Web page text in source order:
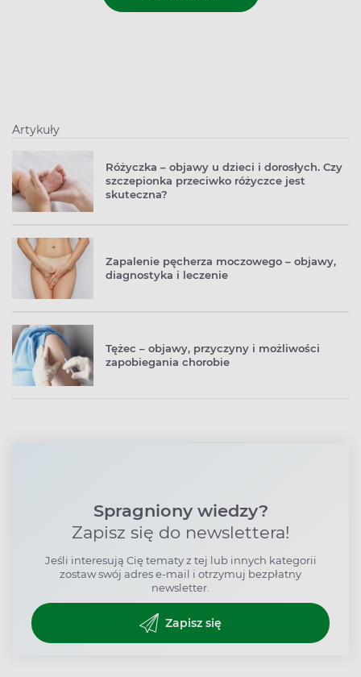
Artykuły
Różyczka – objawy u dzieci i dorosłych. Czy
szczepionka przeciwko różyczce jest
skuteczna?
Zapalenie pęcherza moczowego – objawy,
diagnostyka i leczenie
Tężec – objawy, przyczyny i możliwości
zapobiegania chorobie
Spragniony wiedzy?
Zapisz się do newslettera!
Jeśli interesują Cię tematy z tej lub innych kategorii
zostaw swój adres e-mail i otrzymuj bezpłatny
newsletter.
Zapisz się